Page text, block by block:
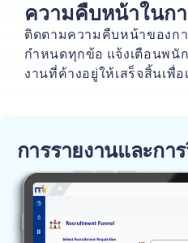
ความคืบหน้าในก
ติดตามความคืบหน้าของก
กำหนดทุกข้อ แจ้งเตือนพนั
งานที่ค้างอยู่ให้เสร็จสิ้นเพื่
การรายงานและกา